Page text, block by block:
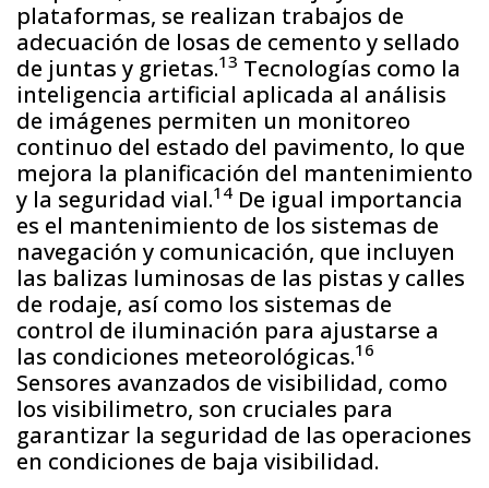
plataformas, se realizan trabajos de
adecuación de losas de cemento y sellado
de juntas y grietas.13 Tecnologías como la
inteligencia artificial aplicada al análisis
de imágenes permiten un monitoreo
continuo del estado del pavimento, lo que
mejora la planificación del mantenimiento
y la seguridad vial.14 De igual importancia
es el mantenimiento de los sistemas de
navegación y comunicación, que incluyen
las balizas luminosas de las pistas y calles
de rodaje, así como los sistemas de
control de iluminación para ajustarse a
las condiciones meteorológicas.16
Sensores avanzados de visibilidad, como
los visibilimetro, son cruciales para
garantizar la seguridad de las operaciones
en condiciones de baja visibilidad.